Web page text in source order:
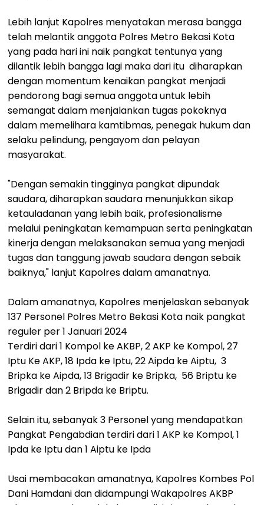
Lebih lanjut Kapolres menyatakan merasa bangga
telah melantik anggota Polres Metro Bekasi Kota
yang pada hari ini naik pangkat tentunya yang
dilantik lebih bangga lagi maka dari itu diharapkan
dengan momentum kenaikan pangkat menjadi
pendorong bagi semua anggota untuk lebih
semangat dalam menjalankan tugas pokoknya
dalam memelihara kamtibmas, penegak hukum dan
selaku pelindung, pengayom dan pelayan
masyarakat.
"Dengan semakin tingginya pangkat dipundak
saudara, diharapkan saudara menunjukkan sikap
ketauladanan yang lebih baik, profesionalisme
melalui peningkatan kemampuan serta peningkatan
kinerja dengan melaksanakan semua yang menjadi
tugas dan tanggung jawab saudara dengan sebaik
baiknya," lanjut Kapolres dalam amanatnya.
Dalam amanatnya, Kapolres menjelaskan sebanyak
137 Personel Polres Metro Bekasi Kota naik pangkat
reguler per 1 Januari 2024
Terdiri dari 1 Kompol ke AKBP, 2 AKP ke Kompol, 27
Iptu Ke AKP, 18 Ipda ke Iptu, 22 Aipda ke Aiptu, 3
Bripka ke Aipda, 13 Brigadir ke Bripka, 56 Briptu ke
Brigadir dan 2 Bripda ke Briptu.
Selain itu, sebanyak 3 Personel yang mendapatkan
Pangkat Pengabdian terdiri dari 1 AKP ke Kompol, 1
Ipda ke Iptu dan 1 Aiptu ke Ipda
Usai membacakan amanatnya, Kapolres Kombes Pol
Dani Hamdani dan didampungi Wakapolres AKBP